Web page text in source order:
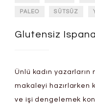
PALEO SÜTSÜZ
Glutensiz
Ünlü kadın yazarların
makaleyi hazırlarken
ve işi dengelemek